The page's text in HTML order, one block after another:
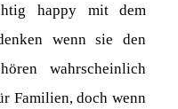
happy mit dem
wenn sie den
wahrscheinlich
Familien, doch wenn